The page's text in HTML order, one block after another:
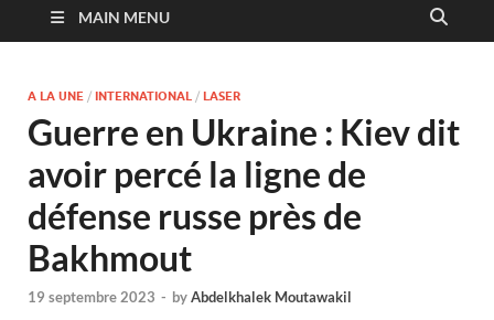
MAIN MENU
A LA UNE / INTERNATIONAL / LASER
Guerre en Ukraine : Kiev dit
avoir percé la ligne de
défense russe près de
Bakhmout
19 septembre 2023 - byAbdelkhalek Moutawakil